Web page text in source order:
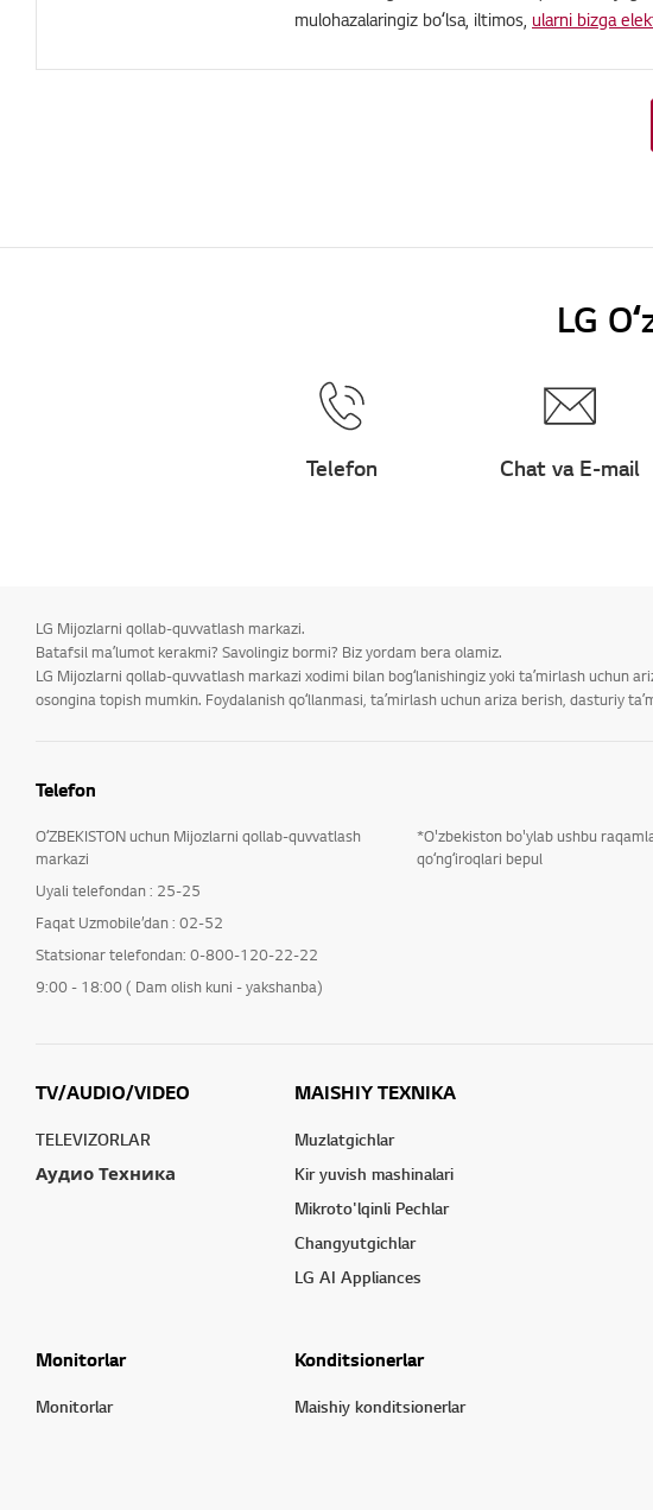
mulohazalaringiz boʻlsa, iltimos, ularni bizga
LG
Telefon Chat va E-mail
LG Mijozlarni qollab-quvvatlash markazi.
Batafsil maʼlumot kerakmi? Savolingiz bormi? Biz yordam bera olamiz.
LG Mijozlarni qollab-quvvatlash markazi xodimi bilan bogʻlanishingiz yoki taʼmirlash uchun
osongina topish mumkin. Foydalanish qoʻllanmasi, taʼmirlash uchun ariza berish, dasturiy
Telefon
OʻZBEKISTON uchun Mijozlarni qollab-quvvatlash
markazi
Uyali telefondan : 25-25
Faqat Uzmobile’dan : 02-52
Statsionar telefondan: 0-800-120-22-22
9:00 - 18:00 ( Dam olish kuni - yakshanba)
*O'zbekiston bo'ylab ushbu
qoʻngʻiroqlari bepul
TV/AUDIO/VIDEO
TELEVIZORLAR
Аудио Техника
MAISHIY TEXNIKA
Muzlatgichlar
Kir yuvish mashinalari
Mikroto'lqinli Pechlar
Changyutgichlar
LG AI Appliances
Monitorlar
Monitorlar
Konditsionerlar
Maishiy konditsionerlar